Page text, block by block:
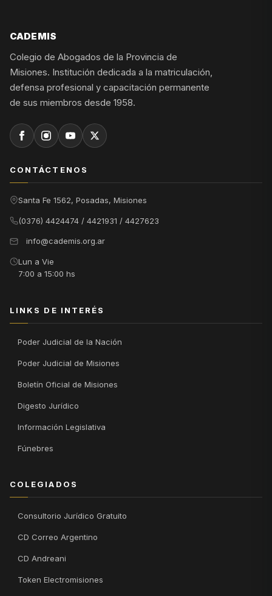
CADEMIS
Colegio de Abogados de la Provincia de
Misiones. Institución dedicada a la matriculación,
defensa profesional y capacitación permanente
de sus miembros desde 1958.
CONTÁCTENOS
Santa Fe 1562, Posadas, Misiones
(0376) 4424474 / 4421931 / 4427623
info@cademis.org.ar
Lun a Vie
7:00 a 15:00 hs
LINKS DE INTERÉS
Poder Judicial de la Nación
Poder Judicial de Misiones
Boletín Oficial de Misiones
Digesto Jurídico
Información Legislativa
Fúnebres
COLEGIADOS
Consultorio Jurídico Gratuito
CD Correo Argentino
CD Andreani
Token Electromisiones